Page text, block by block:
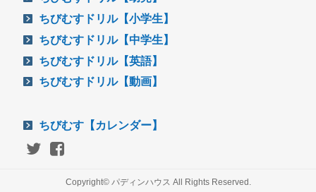
ちびむすドリル【小学生】
ちびむすドリル【中学生】
ちびむすドリル【英語】
ちびむすドリル【動画】
ちびむす【カレンダー】
Copyright© パディンハウス All Rights Reserved.